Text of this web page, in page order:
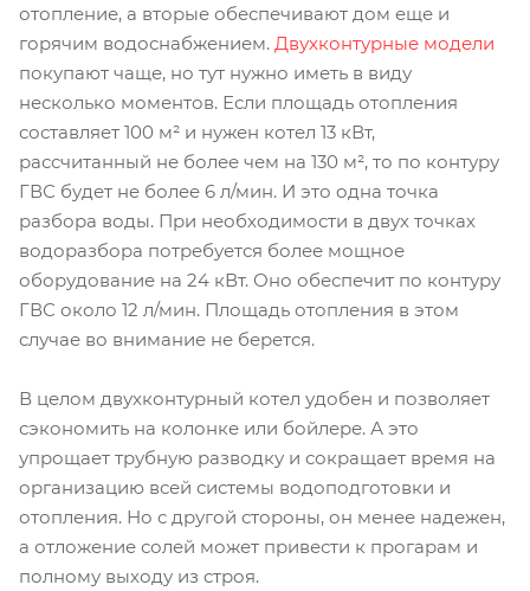
отопление, а вторые обеспечивают дом еще и
горячим водоснабжением. Двухконтурные модели
покупают чаще, но тут нужно иметь в виду
несколько моментов. Если площадь отопления
составляет 100 м² и нужен котел 13 кВт,
рассчитанный не более чем на 130 м², то по контуру
ГВС будет не более 6 л/мин. И это одна точка
разбора воды. При необходимости в двух точках
водоразбора потребуется более мощное
оборудование на 24 кВт. Оно обеспечит по контуру
ГВС около 12 л/мин. Площадь отопления в этом
случае во внимание не берется.
В целом двухконтурный котел удобен и позволяет
сэкономить на колонке или бойлере. А это
упрощает трубную разводку и сокращает время на
организацию всей системы водоподготовки и
отопления. Но с другой стороны, он менее надежен,
а отложение солей может привести к прогарам и
полному выходу из строя.